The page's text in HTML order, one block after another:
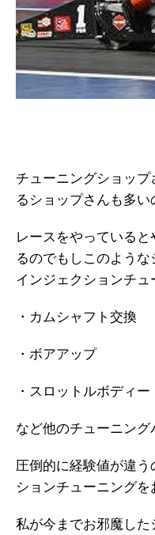
チューニングショッ
るショップさんも多い
レースをやっている
るのでもしこのような
インジェクションチュ
・カムシャフト交換
・ボアアップ
・スロットルボディー
など他のチューニン
圧倒的に経験値が違
ションチューニングを
私が今までお邪魔した